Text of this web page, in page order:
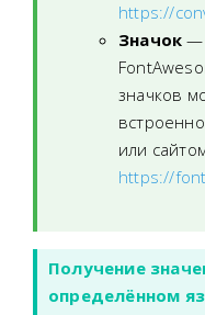
https://
Значок —
значков
или
https://
Получение
определённом